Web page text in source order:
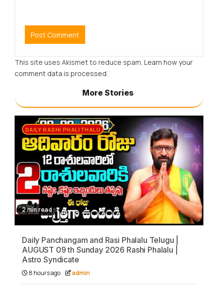
This site uses Akismet to reduce spam. Learn how your
comment data is processed.
More Stories
DAILY RASHI PHALITHALU
2 min read
Daily Panchangam and Rasi Phalalu Telugu |
AUGUST 09 th Sunday 2026 Rashi Phalalu |
Astro Syndicate
8 hours ago admin